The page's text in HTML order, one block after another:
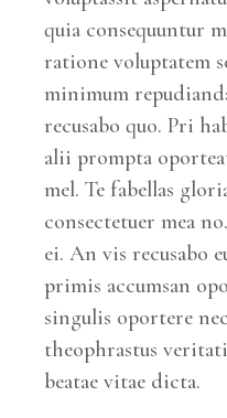
quia consequuntur
ratione voluptatem
minimum
recusabo quo. Pri
alii prompta
mel. Te fabellas
consectetuer mea
ei. An vis recusabo
primis accumsan
singulis oportere
theophrastus
beatae vitae dicta.